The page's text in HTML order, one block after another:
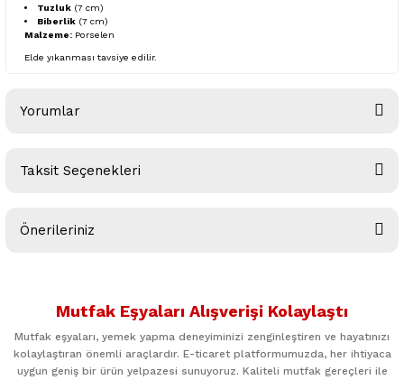
Tuzluk (7 cm)
Biberlik (7 cm)
Malzeme: Porselen
Elde yıkanması tavsiye edilir.
Yorumlar
Taksit Seçenekleri
Önerileriniz
kullanarak tarafımıza iletebilirsiniz.
Ürün resmi kalitesiz, bozuk veya görüntülenemiyor.
Mutfak Eşyaları Alışverişi Kolaylaştı
Mutfak eşyaları, yemek yapma deneyiminizi zenginleştiren ve hayatınızı
kolaylaştıran önemli araçlardır. E-ticaret platformumuzda, her ihtiyaca
uygun geniş bir ürün yelpazesi sunuyoruz. Kaliteli mutfak gereçleri ile